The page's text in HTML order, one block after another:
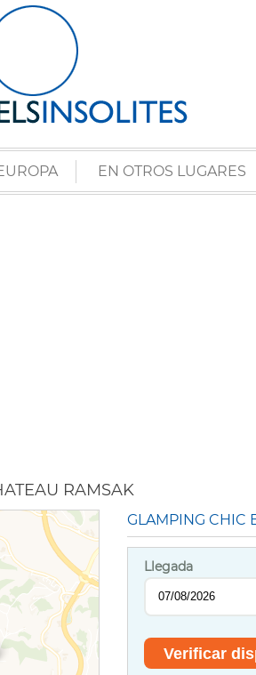
EN OTROS LUGARES
RAMSAK
GLAMPING CHIC
Llegada